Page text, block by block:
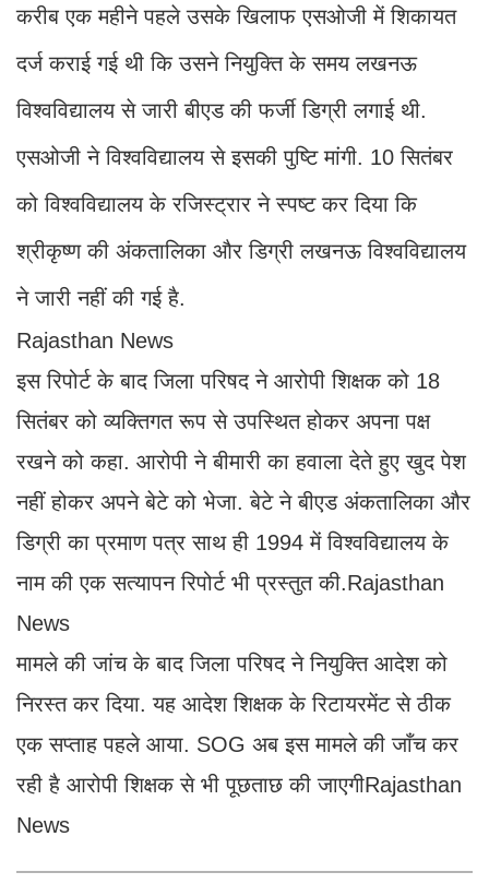
करीब एक महीने पहले उसके खिलाफ एसओजी में शिकायत
दर्ज कराई गई थी कि उसने नियुक्ति के समय लखनऊ
विश्वविद्यालय से जारी बीएड की फर्जी डिग्री लगाई थी.
एसओजी ने विश्वविद्यालय से इसकी पुष्टि मांगी. 10 सितंबर
को विश्वविद्यालय के रजिस्ट्रार ने स्पष्ट कर दिया कि
श्रीकृष्ण की अंकतालिका और डिग्री लखनऊ विश्वविद्यालय
ने जारी नहीं की गई है.
Rajasthan News
इस रिपोर्ट के बाद जिला परिषद ने आरोपी शिक्षक को 18
सितंबर को व्यक्तिगत रूप से उपस्थित होकर अपना पक्ष
रखने को कहा. आरोपी ने बीमारी का हवाला देते हुए खुद पेश
नहीं होकर अपने बेटे को भेजा. बेटे ने बीएड अंकतालिका और
डिग्री का प्रमाण पत्र साथ ही 1994 में विश्वविद्यालय के
नाम की एक सत्यापन रिपोर्ट भी प्रस्तुत की.Rajasthan
News
मामले की जांच के बाद जिला परिषद ने नियुक्ति आदेश को
निरस्त कर दिया. यह आदेश शिक्षक के रिटायरमेंट से ठीक
एक सप्ताह पहले आया. SOG अब इस मामले की जाँच कर
रही है आरोपी शिक्षक से भी पूछताछ की जाएगीRajasthan
News